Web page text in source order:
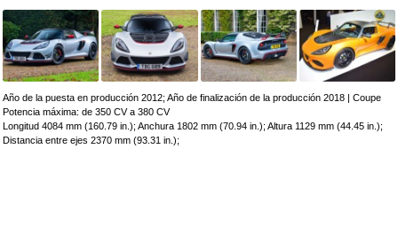
Año de la puesta en producción 2012; Año de finalización de la producción 2018 | Coupe
Potencia máxima: de 350 CV a 380 CV
Longitud 4084 mm (160.79 in.); Anchura 1802 mm (70.94 in.); Altura 1129 mm (44.45 in.);
Distancia entre ejes 2370 mm (93.31 in.);